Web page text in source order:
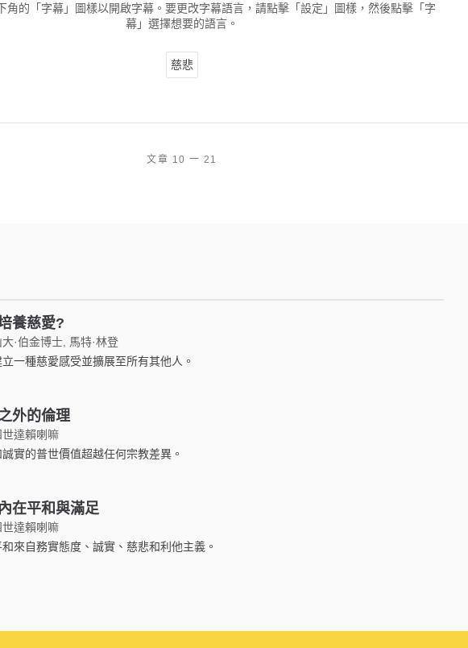
角的「字幕」圖樣以開啟字幕。要更改字幕語言，請點擊「設定」圖樣，然後點擊「字
幕」選擇想要的語言。
慈悲
文章 10 一 21
養慈愛?
·伯金博士, 馬特·林登
一種慈愛感受並擴展至所有其他人。
外的倫理
世達賴喇嘛
實的普世價值超越任何宗教差異。
在平和與滿足
世達賴喇嘛
來自務實態度、誠實、慈悲和利他主義。